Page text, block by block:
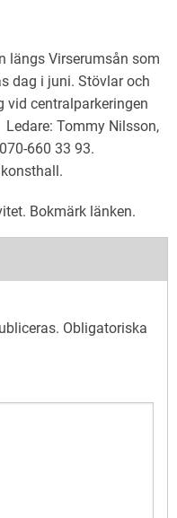
längs Virserumsån som
dag i juni. Stövlar och
vid centralparkeringen
Tommy Nilsson,
660 33 93.
. Bokmärk länken.
Obligatoriska